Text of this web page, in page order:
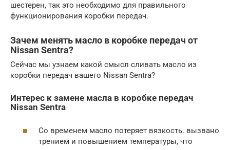
шестерен, так это необходимо для правильного
функционирования коробки передач.
Зачем менять масло в коробке передач от
Nissan Sentra?
Сейчас мы узнаем какой смысл сливать масло из
коробки передач вашего Nissan Sentra?
Интерес к замене масла в коробке передач
Nissan Sentra
Со временем масло потеряет вязкость. вызвано
трением и повышением температуры, что